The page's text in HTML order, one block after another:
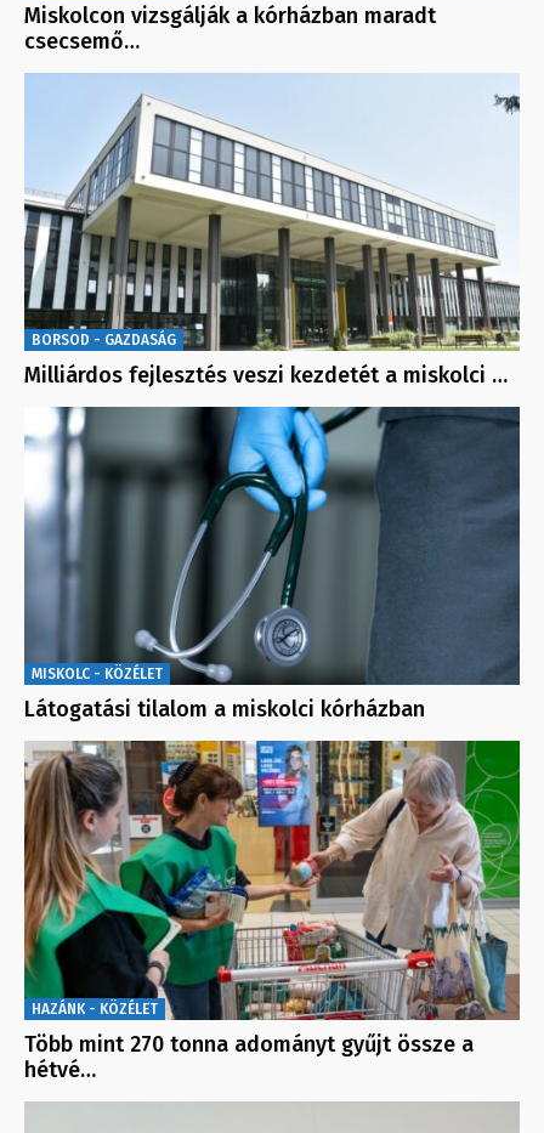
Miskolcon vizsgálják a kórházban maradt
csecsemő…
BORSOD - GAZDASÁG
Milliárdos fejlesztés veszi kezdetét a miskolci …
MISKOLC - KÖZÉLET
Látogatási tilalom a miskolci kórházban
HAZÁNK - KÖZÉLET
Több mint 270 tonna adományt gyűjt össze a
hétvé…